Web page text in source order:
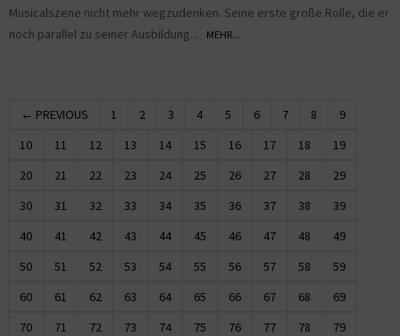
Musicalszene nicht mehr wegzudenken. Seine erste große Rolle, die er
noch parallel zu seiner Ausbildung...
MEHR...
← PREVIOUS 1 2 3 4 5 6 7 8
9
10
11 12 13 14 15 16 17 18
19
20
21 22 23 24 25 26 27 28
29
30
31 32 33 34 35 36 37 38
39
40
41 42 43 44 45 46 47 48
49
50
51 52 53 54 55 56 57 58
59
60
61 62 63 64 65 66 67 68
69
70
71 72 73 74 75 76 77 78
79